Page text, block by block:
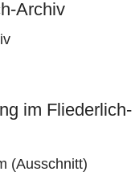
(Ausschnitt)